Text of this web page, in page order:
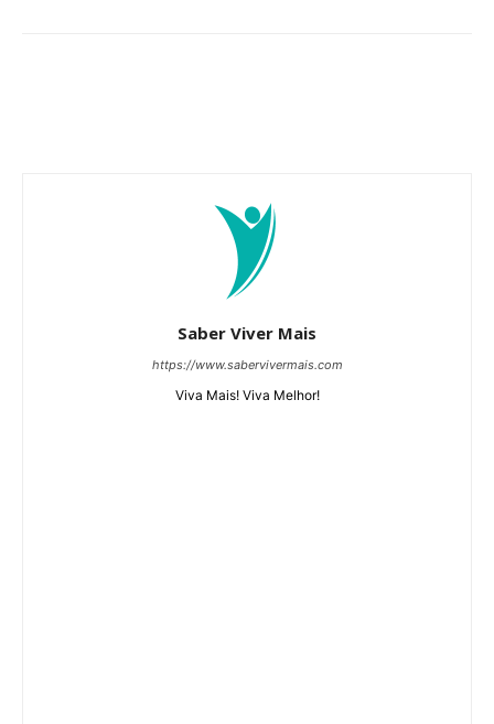
Saber Viver Mais
https://www.sabervivermais.com
Viva Mais! Viva Melhor!